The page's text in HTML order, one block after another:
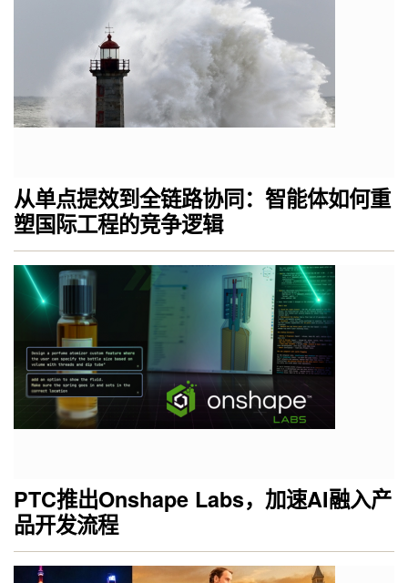
从单点提效到全链路协同：智能体如何重
塑国际工程的竞争逻辑
PTC推出Onshape Labs，加速AI融入产
品开发流程